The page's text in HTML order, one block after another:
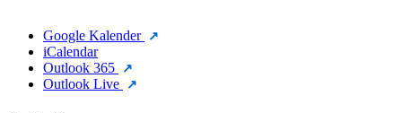
Google Kalender
iCalendar
Outlook 365
Outlook Live